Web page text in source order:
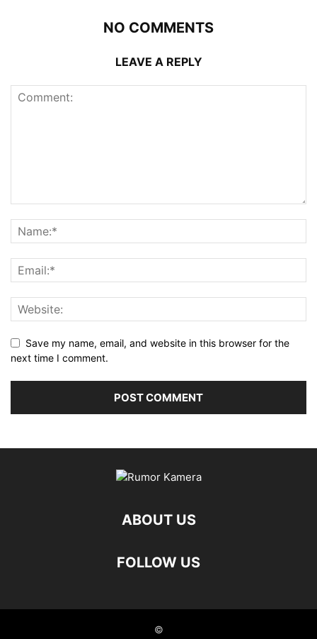
NO COMMENTS
LEAVE A REPLY
Save my name, email, and website in this browser for the
next time I comment.
ABOUT US
FOLLOW US
©